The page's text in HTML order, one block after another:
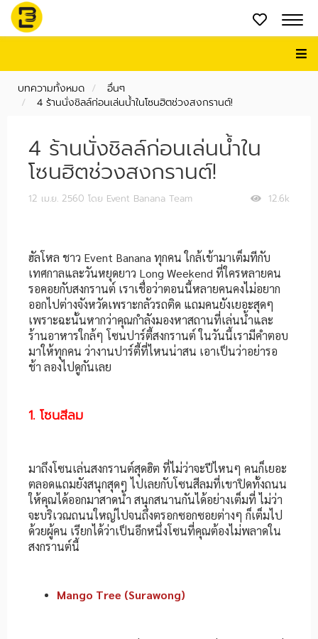
บทความทั้งหมด
อื่นๆ
4 ร้านนั่งชิลล์ก่อนเล่นน้ำในโซนฮิตช่วงสงกรานต์!
4 ร้านนั่งชิลล์ก่อนเล่นน้ำใน
โซนฮิตช่วงสงกรานต์!
12.6k
12 เม.ย. 2560 โดย Event Banana Team
ฮัลโหล ชาว Event Banana ทุกคน ใกล้เข้ามาเต็มทีกับ
เทศกาลและวันหยุดยาว Long Weekend ที่ใครหลายคน
รอคอยกับสงกรานต์ เราเชื่อว่าตอนนี้หลายคนคงไม่อยาก
ออกไปต่างจังหวัดเพราะกลัวรถติด แถมคนยังเยอะสุดๆ
เพราะฉะนั้นหากว่าคุณกำลังมองหาสถานที่เล่นน้ำและ
ร้านอาหารใกล้ๆ โซนปาร์ตี้สงกรานต์ ในวันนี้เรามีคำตอบ
มาให้ทุกคน ว่างานปาร์ตี้ที่ไหนน่าสน เอาเป็นว่าอย่ารอ
ช้า ลองไปดูกันเลย
1. โซนสีลม
มาถึงโซนเล่นสงกรานต์สุดฮิต ที่ไม่ว่าจะปีไหนๆ คนก็เยอะ
ตลอดแถมยังสนุกสุดๆ ไปเลยกับโซนสีลมที่เขาปิดทั้งถนน
ให้คุณได้ออกมาสาดน้ำ สนุกสนานกันได้อย่างเต็มที่ ไม่ว่า
จะบริเวณถนนใหญ่ไปจนถึงตรอกซอกซอยต่างๆ ก็เต็มไป
ด้วยผู้คน เรียกได้ว่าเป็นอีกหนึ่งโซนที่คุณต้องไม่พลาดใน
สงกรานต์นี้
Mango Tree (Surawong)